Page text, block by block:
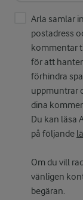
Arla samlar
postadress
kommentar
för att
förhindra
uppmuntrar
dina
Du kan läsa
på följande
Om du vill
vänligen
begäran.